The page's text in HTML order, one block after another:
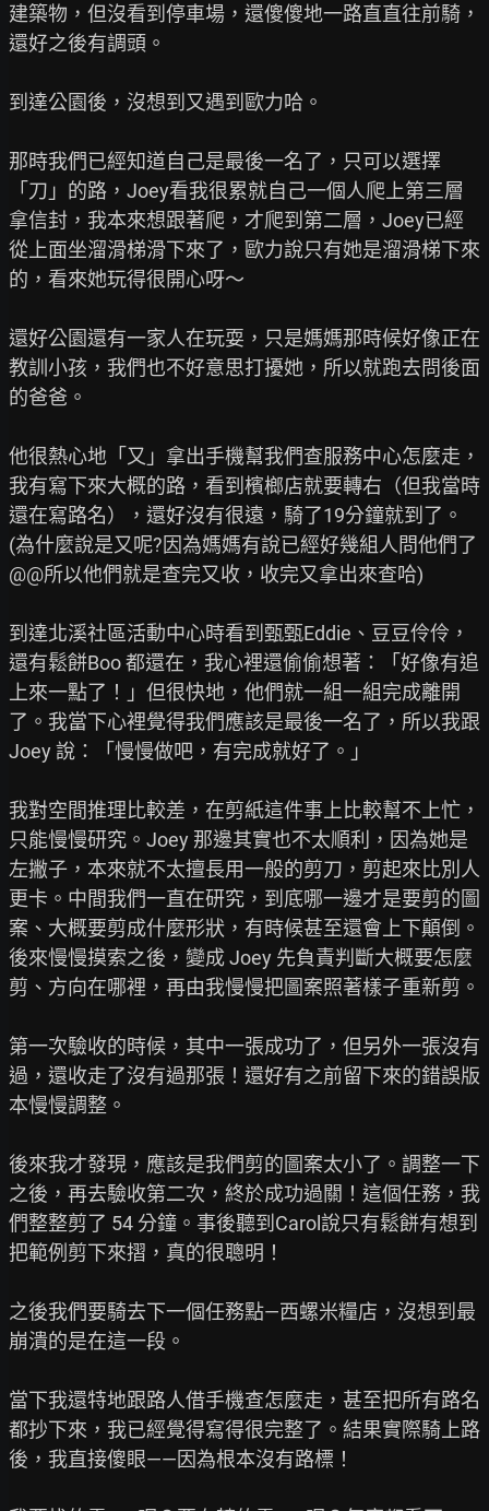
建築物，但沒看到停車場，還傻傻地一路直直往前騎，
還好之後有調頭。
到達公園後，沒想到又遇到歐力哈。
那時我們已經知道自己是最後一名了，只可以選擇
「刀」的路，Joey看我很累就自己一個人爬上第三層
拿信封，我本來想跟著爬，才爬到第二層，Joey已經
從上面坐溜滑梯滑下來了，歐力說只有她是溜滑梯下來
的，看來她玩得很開心呀～
還好公園還有一家人在玩耍，只是媽媽那時候好像正在
教訓小孩，我們也不好意思打擾她，所以就跑去問後面
的爸爸。
他很熱心地「又」拿出手機幫我們查服務中心怎麼走，
我有寫下來大概的路，看到檳榔店就要轉右（但我當時
還在寫路名），還好沒有很遠，騎了19分鐘就到了。
(為什麼說是又呢?因為媽媽有說已經好幾組人問他們了
@@所以他們就是查完又收，收完又拿出來查哈)
到達北溪社區活動中心時看到甄甄Eddie、豆豆伶伶，
還有鬆餅Boo 都還在，我心裡還偷偷想著：「好像有追
上來一點了！」但很快地，他們就一組一組完成離開
了。我當下心裡覺得我們應該是最後一名了，所以我跟
Joey 說：「慢慢做吧，有完成就好了。」
我對空間推理比較差，在剪紙這件事上比較幫不上忙，
只能慢慢研究。Joey 那邊其實也不太順利，因為她是
左撇子，本來就不太擅長用一般的剪刀，剪起來比別人
更卡。中間我們一直在研究，到底哪一邊才是要剪的圖
案、大概要剪成什麼形狀，有時候甚至還會上下顛倒。
後來慢慢摸索之後，變成 Joey 先負責判斷大概要怎麼
剪、方向在哪裡，再由我慢慢把圖案照著樣子重新剪。
第一次驗收的時候，其中一張成功了，但另外一張沒有
過，還收走了沒有過那張！還好有之前留下來的錯誤版
本慢慢調整。
後來我才發現，應該是我們剪的圖案太小了。調整一下
之後，再去驗收第二次，終於成功過關！這個任務，我
們整整剪了 54 分鐘。事後聽到Carol說只有鬆餅有想到
把範例剪下來摺，真的很聰明！
之後我們要騎去下一個任務點—西螺米糧店，沒想到最
崩潰的是在這一段。
當下我還特地跟路人借手機查怎麼走，甚至把所有路名
都抄下來，我已經覺得寫得很完整了。結果實際騎上路
後，我直接傻眼——因為根本沒有路標！